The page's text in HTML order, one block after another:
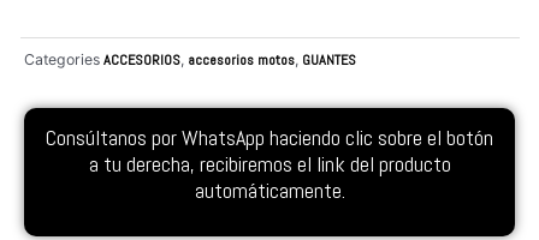
Categories ACCESORIOS, accesorios motos, GUANTES
Consúltanos por WhatsApp haciendo clic sobre el botón
a tu derecha, recibiremos el link del producto
automáticamente.